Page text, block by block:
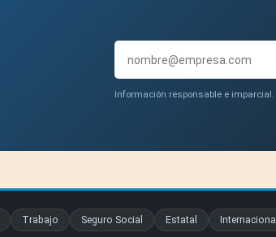
Información responsable e imparcial.
Trabajo Seguro Social Estatal Internacional